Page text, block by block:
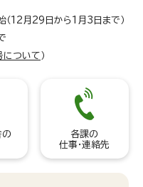
（12月29日から1月3日まで）
について ）
の
各課の
仕事・連絡先